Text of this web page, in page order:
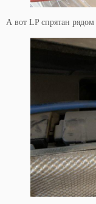
А вот LP спрятан